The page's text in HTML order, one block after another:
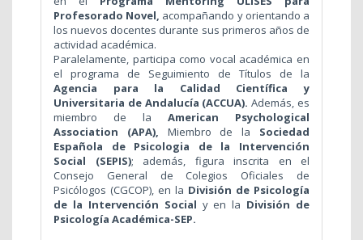
Profesorado Novel, acompañando y orientando a
los nuevos docentes durante sus primeros años de
actividad académica.
Paralelamente, participa como vocal académica en
el programa de Seguimiento de Títulos de la
Agencia para la Calidad Científica y
Universitaria de Andalucía (ACCUA). Además, es
miembro de la American Psychological
Association (APA), Miembro de la Sociedad
Española de Psicologia de la Intervención
Social (SEPIS); además, figura inscrita en el
Consejo General de Colegios Oficiales de
Psicólogos (CGCOP), en la División de Psicología
de la Intervención Social y en la División de
Psicología Académica-SEP.